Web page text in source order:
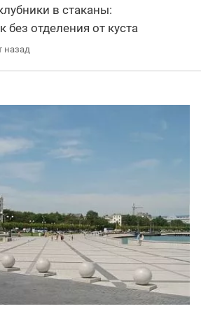
в стаканы:
без отделения от куста
назад